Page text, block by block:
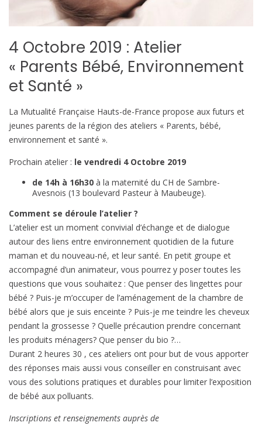
4 Octobre 2019 : Atelier
« Parents Bébé, Environnement
et Santé »
La Mutualité Française Hauts-de-France propose aux futurs et
jeunes parents de la région des ateliers « Parents, bébé,
environnement et santé ».
Prochain atelier : le vendredi 4 Octobre 2019
de 14h à 16h30 à la maternité du CH de Sambre-
Avesnois (13 boulevard Pasteur à Maubeuge).
Comment se déroule l’atelier ?
L’atelier est un moment convivial d’échange et de dialogue
autour des liens entre environnement quotidien de la future
maman et du nouveau-né, et leur santé. En petit groupe et
accompagné d’un animateur, vous pourrez y poser toutes les
questions que vous souhaitez : Que penser des lingettes pour
bébé ? Puis-je m’occuper de l’aménagement de la chambre de
bébé alors que je suis enceinte ? Puis-je me teindre les cheveux
pendant la grossesse ? Quelle précaution prendre concernant
les produits ménagers? Que penser du bio ?…
Durant 2 heures 30 , ces ateliers ont pour but de vous apporter
des réponses mais aussi vous conseiller en construisant avec
vous des solutions pratiques et durables pour limiter l’exposition
de bébé aux polluants.
Inscriptions et renseignements auprès de